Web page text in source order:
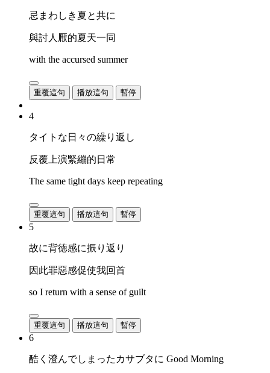
忌まわしき夏と共に
與討人厭的夏天一同
with the accursed summer
重覆這句 播放這句 暫停
4
タイトな日々の繰り返し
反覆上演緊繃的日常
The same tight days keep repeating
重覆這句 播放這句 暫停
5
故に背徳感に振り返り
因此罪惡感促使我回首
so I return with a sense of guilt
重覆這句 播放這句 暫停
6
酷く澄んでしまったカサブタに Good Morning